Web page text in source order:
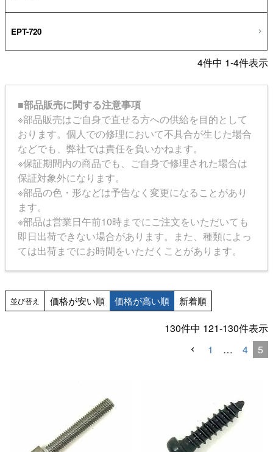
EPT-720
4件中 1-4件表示
■部品販売に関する注意事項
※部品販売はご自身で直せる方への供給を目的として
おります。個人での修理において不具合が生じた場合
などでも、弊社では責任を負いかねます。
※保証期間内の商品でも、ご自身で修理された場合は
保証対象外になります。
※部品の色・形などは予告なく変更になることがあり
ます。
※部品は営業日午前10時までにご注文をいただいても
即日出荷できない場合があります。また、種類によっ
ては出荷までにお時間をいただくことがあります。
並び替え 価格が安い順 価格が高い順 新着順
130件中 121-130件表示
1
… 4 5